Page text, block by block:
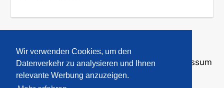
Wir verwenden Cookies, um den
Datenverkehr zu analysieren und Ihnen
relevante Werbung anzuzeigen.
↑ Zurück zum Anfang
Über uns·Kontakt·Datenschutz Impressum